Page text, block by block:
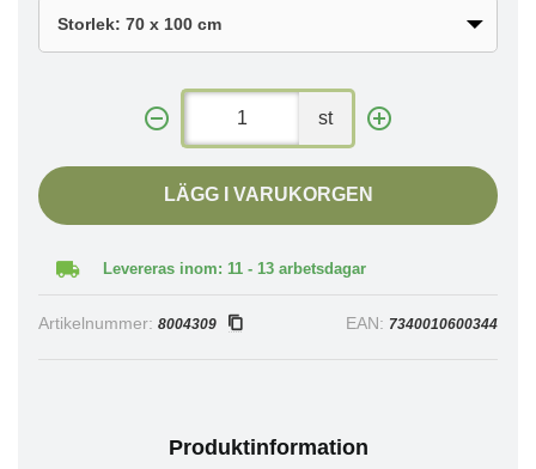
st
LÄGG I VARUKORGEN
Levereras inom: 11 - 13 arbetsdagar
Artikelnummer: 8004309 EAN: 7340010600344
Produktinformation